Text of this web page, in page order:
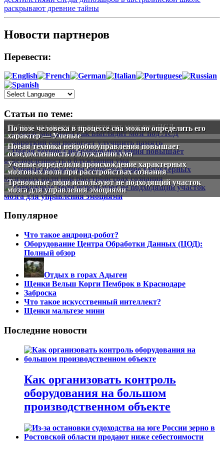
раскрывают древние тайны
Новости партнеров
Перевести:
Статьи по теме:
Сейчас мы знаем как выглядит мозг под ЛСД
По позе человека в процессе сна можно определить его
характер — Ученые
Новая техника нейробиоуправления повышает
осведомленность о блуждании ума
Ученые определили происхождение характерных
мозговых волн при расстройствах сознания
Тревожные люди используют не подходящий участок
мозга для управления эмоциями
Популярное
Что такое андроид-робот?
Оборудование Центра Обработки Данных (ЦОД):
Полный обзор
Отдых в горах Адыгеи
Щенки Вельш Корги Пемброк в Краснодаре
Заброска
Что такое искусственный интеллект?
Щенки мальтезе мини
Последние новости
Как организовать контроль
оборудования на большом
производственном объекте